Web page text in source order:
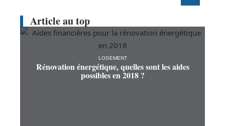
Article au top
LOGEMENT
Rénovation énergétique, quelles sont les aides
possibles en 2018 ?